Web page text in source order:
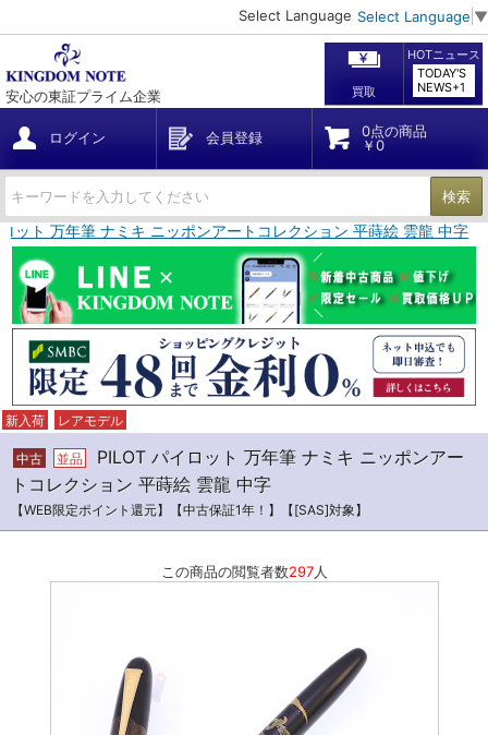
Select Language Select Language ▼
安心の東証プライム企業 買取
HOTニュース
TODAY'S
NEWS+1
ログイン 会員登録
0点の商品
￥0
検索
ット 万年筆 ナミキ ニッポンアートコレクション 平蒔絵 雲龍 中字
新入荷 レアモデル
中古 並品
PILOT パイロット 万年筆 ナミキ ニッポンアー
トコレクション 平蒔絵 雲龍 中字
【WEB限定ポイント還元】【中古保証1年！】【[SAS]対象】
この商品の閲覧者数297人